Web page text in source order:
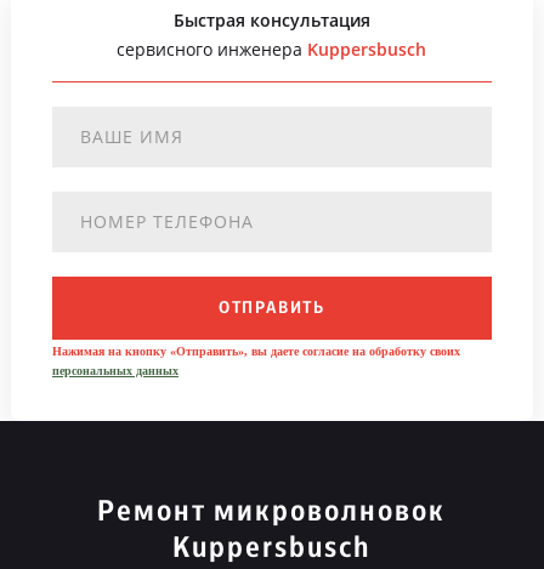
Быстрая консультация
сервисного инженера Kuppersbusch
ОТПРАВИТЬ
Нажимая на кнопку «Отправить», вы даете согласие на обработку своих
персональных данных
Ремонт микроволновок
Kuppersbusch